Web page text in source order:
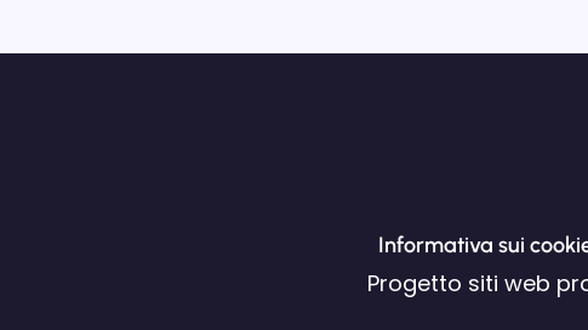
Informativa sui
Progetto siti web